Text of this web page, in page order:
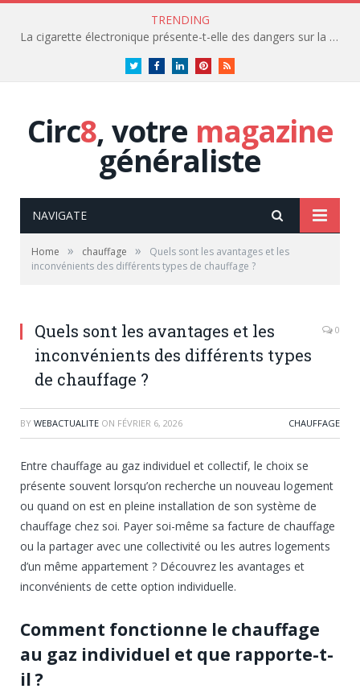
TRENDING
La cigarette électronique présente-t-elle des dangers sur la santé?
TwitterFacebookLinkedInPinterestRSS
Circ8, votre magazine
généraliste
NAVIGATE
Home » chauffage »
Quels sont les avantages et les
inconvénients des différents types de chauffage ?
Quels sont les avantages et les
inconvénients des différents types
de chauffage ?
0
BY WEBACTUALITE ON FÉVRIER 6, 2026 CHAUFFAGE
Entre chauffage au gaz individuel et collectif, le choix se
présente souvent lorsqu’on recherche un nouveau logement
ou quand on est en pleine installation de son système de
chauffage chez soi. Payer soi-même sa facture de chauffage
ou la partager avec une collectivité ou les autres logements
d’un même appartement ? Découvrez les avantages et
inconvénients de cette option individuelle.
Comment fonctionne le chauffage
au gaz individuel et que rapporte-t-
il ?